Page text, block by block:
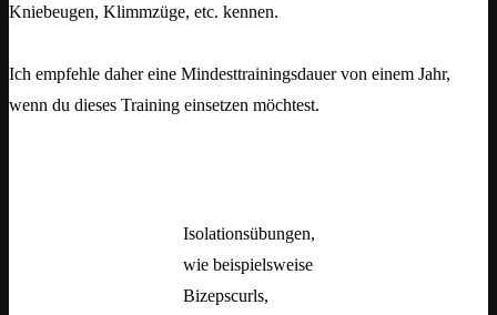
Kniebeugen, Klimmzüge, etc. kennen.
Ich empfehle daher eine Mindesttrainingsdauer von einem Jahr,
wenn du dieses Training einsetzen möchtest.
Isolationsübungen,
wie beispielsweise
Bizepscurls,